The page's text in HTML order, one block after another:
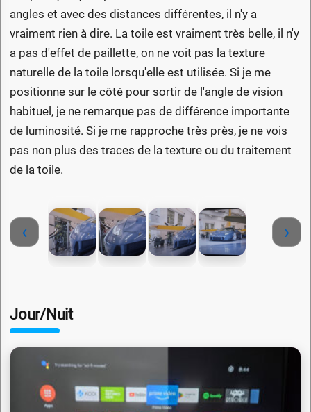
angles et avec des distances différentes, il n'y a
vraiment rien à dire. La toile est vraiment très belle, il n'y
a pas d'effet de paillette, on ne voit pas la texture
naturelle de la toile lorsqu'elle est utilisée. Si je me
positionne sur le côté pour sortir de l'angle de vision
habituel, je ne remarque pas de différence importante
de luminosité. Si je me rapproche très près, je ne vois
pas non plus des traces de la texture ou du traitement
de la toile.
‹ ›
Jour/Nuit